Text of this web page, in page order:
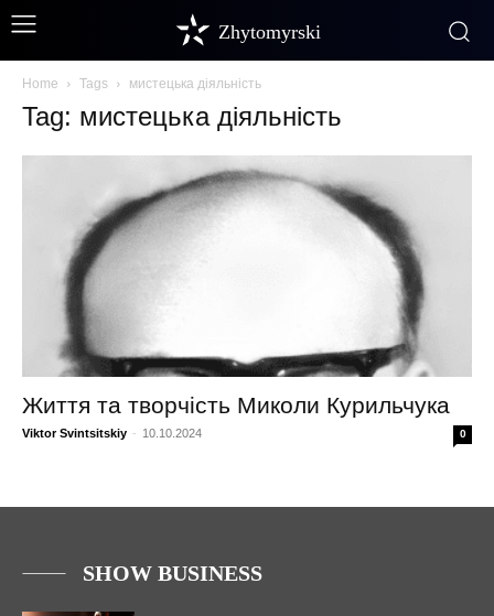
Zhytomyrski
Home Tags мистецька діяльність
Tag: мистецька діяльність
Життя та творчість Миколи Курильчука
Viktor Svintsitskiy - 10.10.2024 0
SHOW BUSINESS